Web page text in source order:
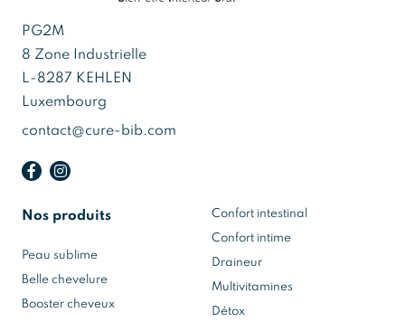
PG2M
8 Zone Industrielle
L-8287 KEHLEN
Luxembourg
contact@cure-bib.com
Nos produits
Peau sublime
Belle chevelure
Booster cheveux
Confort intestinal
Confort intime
Draineur
Multivitamines
Détox